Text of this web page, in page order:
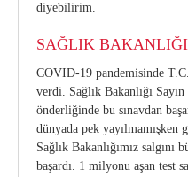
diyebilirim.
SAĞLIK
COVID-19 pandemisinde
verdi. Sağlık Bakanlığı
önderliğinde bu sınavdan
dünyada pek
Sağlık Bakanlığımız salgını
başardı. 1 milyonu aşan test